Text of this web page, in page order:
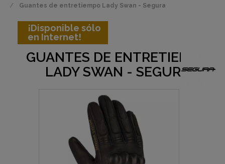
Guantes de entretiempo Lady Swan - Segura
¡Disponible sólo
en Internet!
GUANTES DE ENTRETIEMPO
LADY SWAN - SEGURA